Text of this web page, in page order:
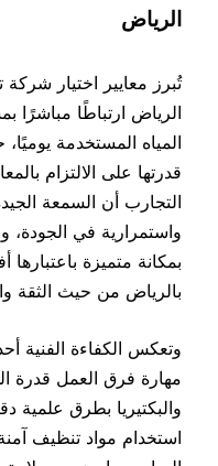
الرياض
تُبرز معايير اختيار شركة
الرياض ارتباطًا مباشرًا
المياه المستخدمة يوميًا،
قدرتها على الالتزام
التجارب أن السمعة الجيدة
واستمرارية في الجودة،
بمكانة متميزة باعتبارها
بالرياض من حيث الثقة
وتعكس الكفاءة الفنية أحد
مهارة فرق العمل قدرة
والبكتيريا بطرق علمية
استخدام مواد تنظيف آمنة